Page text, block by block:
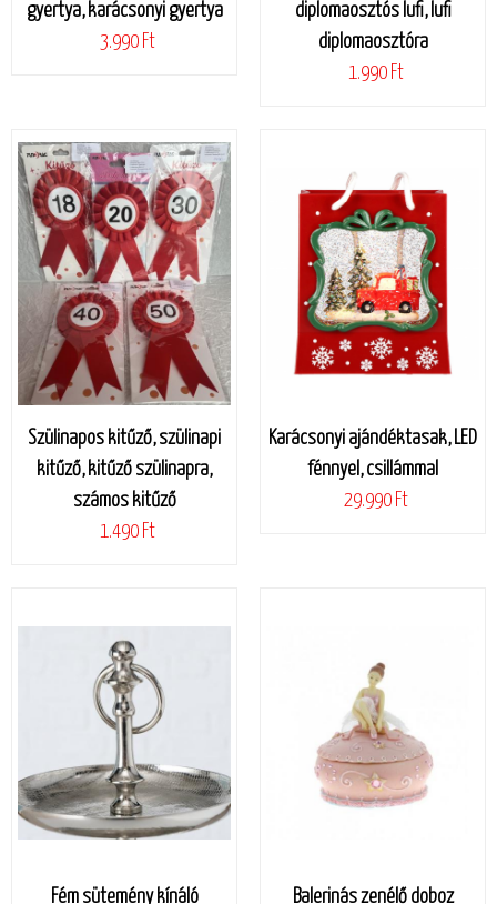
gyertya, karácsonyi gyertya
3.990 Ft
diplomaosztós lufi, lufi
diplomaosztóra
1.990 Ft
Szülinapos kitűző, szülinapi
kitűző, kitűző szülinapra,
számos kitűző
1.490 Ft
Karácsonyi ajándéktasak, LED
fénnyel, csillámmal
29.990 Ft
Fém sütemény kínáló
Balerinás zenélő doboz